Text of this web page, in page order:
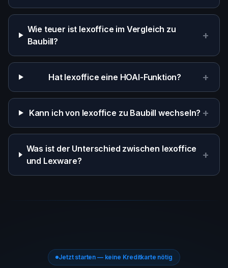
Wie teuer ist lexoffice im Vergleich zu
Baubill?
+
Hat lexoffice eine HOAI-Funktion? +
Kann ich von lexoffice zu Baubill wechseln? +
Was ist der Unterschied zwischen lexoffice
und Lexware?
+
Jetzt starten — keine Kreditkarte nötig